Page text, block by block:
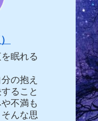
眠れる
の抱え
ること
不満も
んな思